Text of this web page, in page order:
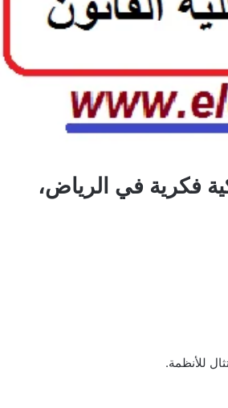
فكرية في الرياض،
للأنظمة.